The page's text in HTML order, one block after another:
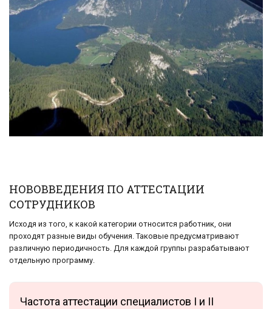
НОВОВВЕДЕНИЯ ПО АТТЕСТАЦИИ
СОТРУДНИКОВ
Исходя из того, к какой категории относится работник, они
проходят разные виды обучения. Таковые предусматривают
различную периодичность. Для каждой группы разрабатывают
отдельную программу.
Частота аттестации специалистов I и II